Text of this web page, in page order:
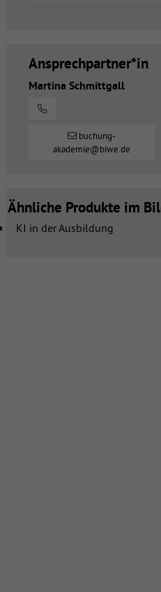
Ansprechpartner*in
Martina Schmittgall
buchung-
akademie@biwe.de
Ähnliche Produkte im
KI in der Ausbildung